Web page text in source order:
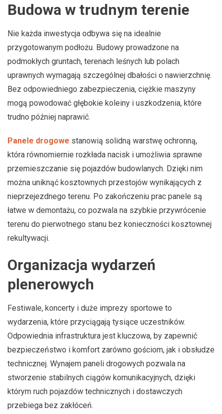
Budowa w trudnym terenie
Nie każda inwestycja odbywa się na idealnie
przygotowanym podłożu. Budowy prowadzone na
podmokłych gruntach, terenach leśnych lub polach
uprawnych wymagają szczególnej dbałości o nawierzchnię.
Bez odpowiedniego zabezpieczenia, ciężkie maszyny
mogą powodować głębokie koleiny i uszkodzenia, które
trudno później naprawić.
Panele drogowe stanowią solidną warstwę ochronną,
która równomiernie rozkłada nacisk i umożliwia sprawne
przemieszczanie się pojazdów budowlanych. Dzięki nim
można uniknąć kosztownych przestojów wynikających z
nieprzejezdnego terenu. Po zakończeniu prac panele są
łatwe w demontażu, co pozwala na szybkie przywrócenie
terenu do pierwotnego stanu bez konieczności kosztownej
rekultywacji.
Organizacja wydarzeń
plenerowych
Festiwale, koncerty i duże imprezy sportowe to
wydarzenia, które przyciągają tysiące uczestników.
Odpowiednia infrastruktura jest kluczowa, by zapewnić
bezpieczeństwo i komfort zarówno gościom, jak i obsłudze
technicznej. Wynajem paneli drogowych pozwala na
stworzenie stabilnych ciągów komunikacyjnych, dzięki
którym ruch pojazdów technicznych i dostawczych
przebiega bez zakłóceń.